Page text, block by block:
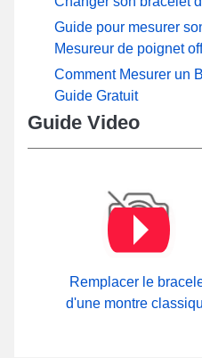
Guide pour mesurer
Mesureur de poignet
Comment Mesurer un
Guide Gratuit
Guide Video
Remplacer le
d'une montre